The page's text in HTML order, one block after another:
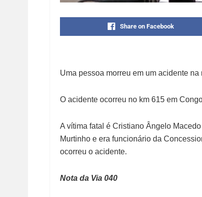
Share on Facebook
Uma pessoa morreu em um acidente
O acidente ocorreu no km 615 em
A vítima fatal é Cristiano Ângelo
Murtinho e era funcionário da
ocorreu o acidente.
Nota da Via 040